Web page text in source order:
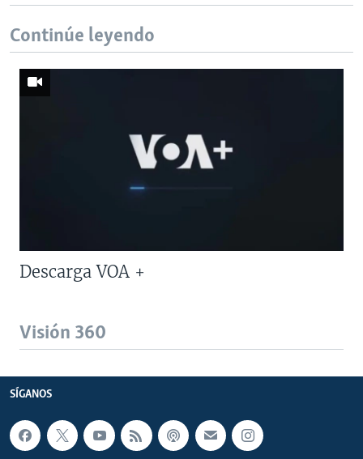
Continúe leyendo
Descarga VOA +
Visión 360
SÍGANOS